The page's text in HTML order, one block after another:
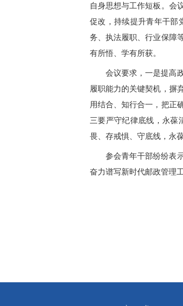
自身思想与工作短板。会
促改，持续提升青年干部
务、执法履职、行业保障
有所悟、学有所获。
会议要求 ，一是提高
履职能力的关键契机，摒
用结合、知行合一，把正
三要严守纪律底线，永葆
畏、存戒惧、守底线，永
参会青年干部纷纷表
奋力谱写新时代邮政管理